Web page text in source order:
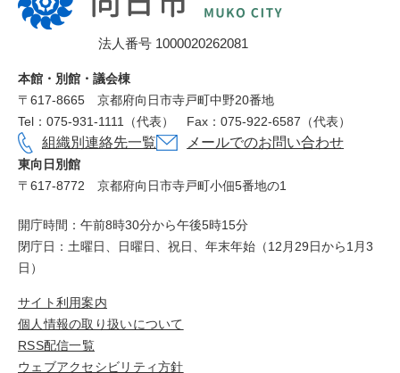
日
市
所
法人番号 1000020262081
本館・別館・議会棟
〒617‐8665
京都府向日市寺戸町中野20番地
Tel：075-931-1111（代表）
Fax：075-922-6587（代表）
東向日別館
〒617-8772
京都府向日市寺戸町小佃5番地の1
組織別連絡先一覧 メールでのお問い合わせ
開庁時間：午前8時30分から午後5時15分
閉庁日：土曜日、日曜日、祝日、年末年始（12月29日から1月3
日）
サイト利用案内
個人情報の取り扱いについて
RSS配信一覧
ウェブアクセシビリティ方針